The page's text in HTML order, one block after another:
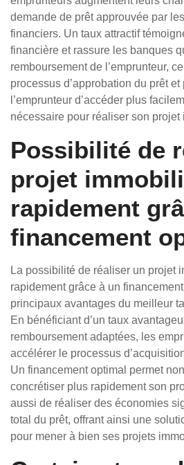
demande de prêt approuvée par
financiers. Un taux attractif
financière et rassure les banques
remboursement de l’emprunteur,
processus d’approbation du prêt et
l’emprunteur d’accéder plus
nécessaire pour réaliser son projet
Possibilité de
projet
rapidement
financement
La possibilité de réaliser un projet
rapidement grâce à un
principaux avantages du meilleur
En bénéficiant d’un taux
remboursement adaptées, les
accélérer le processus
Un financement optimal permet
concrétiser plus rapidement son
aussi de réaliser des économies
total du prêt, offrant ainsi une
pour mener à bien ses projets